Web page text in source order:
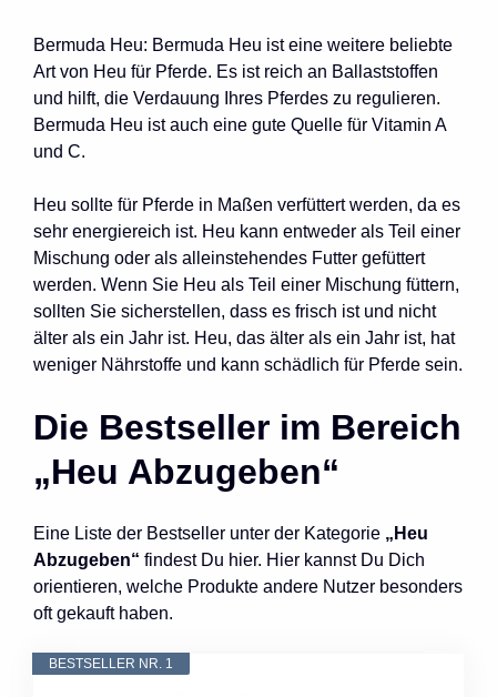
Bermuda Heu: Bermuda Heu ist eine weitere beliebte
Art von Heu für Pferde. Es ist reich an Ballaststoffen
und hilft, die Verdauung Ihres Pferdes zu regulieren.
Bermuda Heu ist auch eine gute Quelle für Vitamin A
und C.
Heu sollte für Pferde in Maßen verfüttert werden, da es
sehr energiereich ist. Heu kann entweder als Teil einer
Mischung oder als alleinstehendes Futter gefüttert
werden. Wenn Sie Heu als Teil einer Mischung füttern,
sollten Sie sicherstellen, dass es frisch ist und nicht
älter als ein Jahr ist. Heu, das älter als ein Jahr ist, hat
weniger Nährstoffe und kann schädlich für Pferde sein.
Die Bestseller im Bereich
„Heu Abzugeben“
Eine Liste der Bestseller unter der Kategorie „Heu
Abzugeben“ findest Du hier. Hier kannst Du Dich
orientieren, welche Produkte andere Nutzer besonders
oft gekauft haben.
BESTSELLER NR. 1